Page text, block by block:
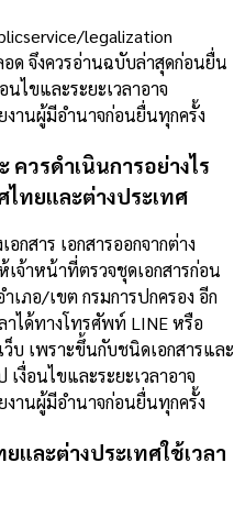
legalization
ด จึงควรอ่านฉบับล่าสุดก่อนยื่น
ไขและระยะเวลาอาจ
านผู้มีอำนาจก่อนยื่นทุกครั้ง
ควรดำเนินการอย่างไร
ทยและต่างประเทศ
กสาร เอกสารออกจากต่าง
จ้าหน้าที่ตรวจชุดเอกสารก่อน
ภอ/เขต กรมการปกครอง อีก
าได้ทางโทรศัพท์ LINE หรือ
ว็บ เพราะขึ้นกับชนิดเอกสารและ
งื่อนไขและระยะเวลาอาจ
านผู้มีอำนาจก่อนยื่นทุกครั้ง
และต่างประเทศใช้เวลา